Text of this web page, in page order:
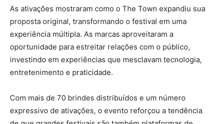
As ativações mostraram como o The Town expandiu sua
proposta original, transformando o festival em uma
experiência múltipla. As marcas aproveitaram a
oportunidade para estreitar relações com o público,
investindo em experiências que mesclavam tecnologia,
entretenimento e praticidade.
Com mais de 70 brindes distribuídos e um número
expressivo de ativações, o evento reforçou a tendência